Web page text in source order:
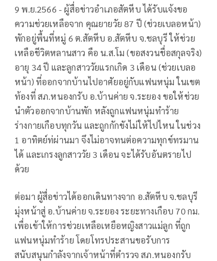
9 พ.ย.2566 - ผู้สื่อข่าวอำเภอสัตหีบ ได้รับแจ้งขอ
ความช่วยเหลือจาก คุณยายวัย 87 ปี (ช่วยเบลอหน้า)
พักอยู่พื้นที่หมู่ 6 ต.สัตหีบ อ.สัตหีบ จ.ชลบุรี ให้ช่วย
เหลือชีวิตหลานสาว คือ น.ส.โม (ขอสงวนชื่อสกุลจริง)
อายุ 34 ปี และลูกสาววัยแรกเกิด 3 เดือน (ช่วยเบลอ
หน้า) ที่ออกจากบ้านไปอาศัยอยู่กับแฟนหนุ่ม ในเขต
ท้องที่ สภ.หนองกรับ อ.บ้านค่าย จ.ระยอง ขอให้ช่วย
นำตัวออกจากบ้านพัก หลังถูกแฟนหนุ่มทำร้าย
ร่างกายเกือบทุกวัน และถูกกักขังไม่ให้ไปไหน ในช่วง
1 อาทิตย์ท่ผ่านมา จึงไม่อาจทนต่อความทุกข์ทรมาน
ได้ และเกรงลูกสาววัย 3 เดือน จะได้รับอันตรายไป
ด้วย
ต่อมา ผู้สื่อข่าวได้ออกเดินทางจาก อ.สัตหีบ จ.ชลบุรี
มุ่งหน้าสู่ อ.บ้านค่าย จ.ระยอง ระยะทางเกือบ 70 กม.
เพื่อเข้าให้การช่วยเหลือเหยือหญิงสาวแม่ลูก ที่ถูก
แฟนหนุ่มทำร้าย โดยโทรประสานขอรับการ
สนับสนุนกำลังจากเจ้าหน้าที่ตำรวจ สภ.หนองกรับ